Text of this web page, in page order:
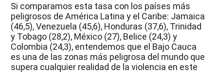
Si comparamos esta tasa con los países más
peligrosos de América Latina y el Caribe: Jamaica
(46,5), Venezuela (45,6), Honduras (37,6), Trinidad
y Tobago (28,2), México (27), Belice (24,3) y
Colombia (24,3), entendemos que el Bajo Cauca
es una de las zonas más peligrosa del mundo que
supera cualquier realidad de la violencia en este